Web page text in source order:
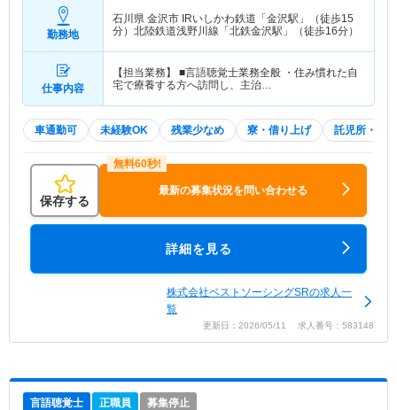
勤務地
石川県 金沢市 IRいしかわ鉄道「金沢駅」（徒歩15
分）北陸鉄道浅野川線「北鉄金沢駅」（徒歩16分）
仕事内容
【担当業務】 ■言語聴覚士業務全般 ・住み慣れた自
宅で療養する方へ訪問し、主治…
車通勤可 未経験OK 残業少なめ 寮・借り上げ 託児所・育
保存する
最新の募集状況を問い合わせる
詳細を見る
株式会社ベストソーシングSRの求人一
覧
更新日：2026/05/11 求人番号：583148
言語聴覚士 正職員 募集停止